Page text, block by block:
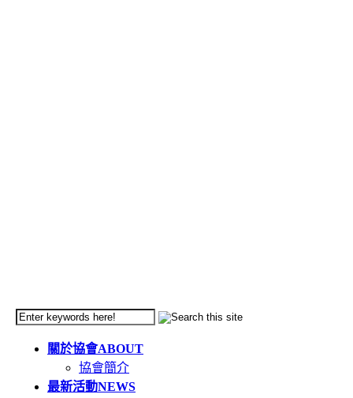
關於協會ABOUT
協會簡介
最新活動NEWS